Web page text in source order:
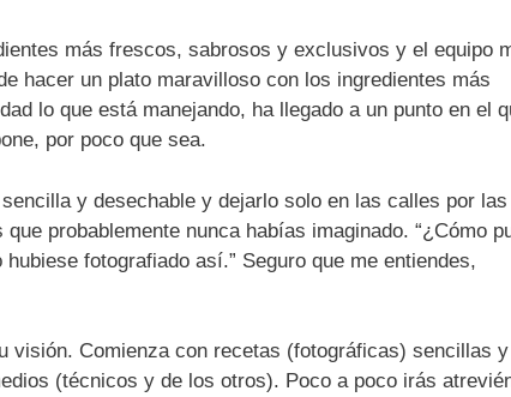
más frescos, sabrosos y exclusivos y el equipo
hacer un plato maravilloso con los ingredientes más
lo que está manejando, ha llegado a un punto en el
por poco que sea.
y desechable y dejarlo solo en las calles por las
probablemente nunca habías imaginado. “¿Cómo
fotografiado así.” Seguro que me entiendes,
visión. Comienza con recetas (fotográficas) sencillas y
(técnicos y de los otros). Poco a poco irás